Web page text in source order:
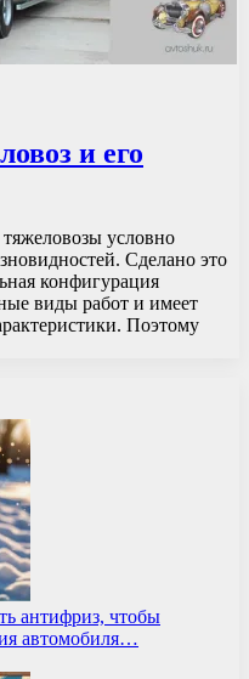
и его
условно
Сделано это
конфигурация
виды работ и имеет
Поэтому
антифриз, чтобы
автомобиля…